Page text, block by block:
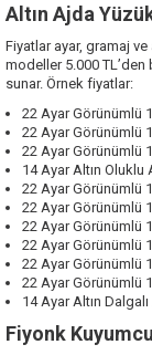
Altın Ajda
Fiyatlar ayar, gramaj
modeller 5.000
sunar. Örnek fiyatlar:
22 Ayar Görünümlü
22 Ayar Görünümlü
22 Ayar Görünümlü
14 Ayar Altın Oluklu
22 Ayar Görünümlü
22 Ayar Görünümlü
22 Ayar Görünümlü
22 Ayar Görünümlü
22 Ayar Görünümlü
22 Ayar Görünümlü
14 Ayar Altın
Fiyonk